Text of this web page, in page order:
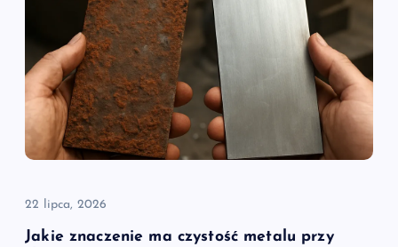
22 lipca, 2026
Jakie znaczenie ma czystość metalu przy